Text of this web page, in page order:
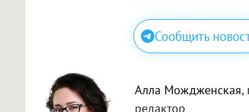
Сообщить
Алла Мождженская,
редактор